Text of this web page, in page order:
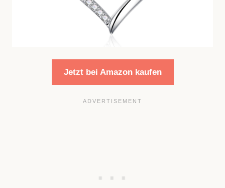
Jetzt bei Amazon kaufen